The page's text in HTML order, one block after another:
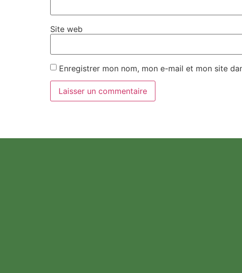
Site web
Enregistrer mon nom, mon e-mail et mon site